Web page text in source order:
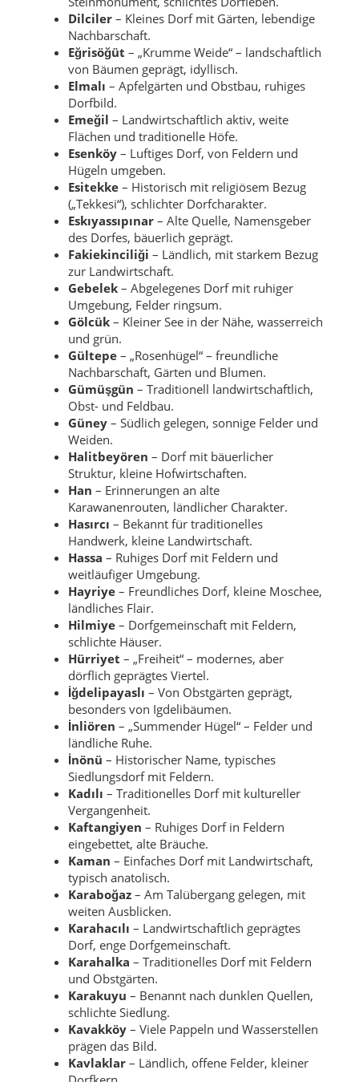
Dilciler – Kleines Dorf mit Gärten, lebendige
Nachbarschaft.
Eğrisöğüt – „Krumme Weide“ – landschaftlich
von Bäumen geprägt, idyllisch.
Elmalı – Apfelgärten und Obstbau, ruhiges
Dorfbild.
Emeğil – Landwirtschaftlich aktiv, weite
Flächen und traditionelle Höfe.
Esenköy – Luftiges Dorf, von Feldern und
Hügeln umgeben.
Esitekke – Historisch mit religiösem Bezug
(„Tekkesi“), schlichter Dorfcharakter.
Eskıyassıpınar – Alte Quelle, Namensgeber
des Dorfes, bäuerlich geprägt.
Fakiekinciliği – Ländlich, mit starkem Bezug
zur Landwirtschaft.
Gebelek – Abgelegenes Dorf mit ruhiger
Umgebung, Felder ringsum.
Gölcük – Kleiner See in der Nähe, wasserreich
und grün.
Gültepe – „Rosenhügel“ – freundliche
Nachbarschaft, Gärten und Blumen.
Gümüşgün – Traditionell landwirtschaftlich,
Obst- und Feldbau.
Güney – Südlich gelegen, sonnige Felder und
Weiden.
Halitbeyören – Dorf mit bäuerlicher
Struktur, kleine Hofwirtschaften.
Han – Erinnerungen an alte
Karawanenrouten, ländlicher Charakter.
Hasırcı – Bekannt für traditionelles
Handwerk, kleine Landwirtschaft.
Hassa – Ruhiges Dorf mit Feldern und
weitläufiger Umgebung.
Hayriye – Freundliches Dorf, kleine Moschee,
ländliches Flair.
Hilmiye – Dorfgemeinschaft mit Feldern,
schlichte Häuser.
Hürriyet – „Freiheit“ – modernes, aber
dörflich geprägtes Viertel.
İğdelipayaslı – Von Obstgärten geprägt,
besonders von Igdelibäumen.
İnliören – „Summender Hügel“ – Felder und
ländliche Ruhe.
İnönü – Historischer Name, typisches
Siedlungsdorf mit Feldern.
Kadılı – Traditionelles Dorf mit kultureller
Vergangenheit.
Kaftangiyen – Ruhiges Dorf in Feldern
eingebettet, alte Bräuche.
Kaman – Einfaches Dorf mit Landwirtschaft,
typisch anatolisch.
Karaboğaz – Am Talübergang gelegen, mit
weiten Ausblicken.
Karahacılı – Landwirtschaftlich geprägtes
Dorf, enge Dorfgemeinschaft.
Karahalka – Traditionelles Dorf mit Feldern
und Obstgärten.
Karakuyu – Benannt nach dunklen Quellen,
schlichte Siedlung.
Kavakköy – Viele Pappeln und Wasserstellen
prägen das Bild.
Kavlaklar – Ländlich, offene Felder, kleiner